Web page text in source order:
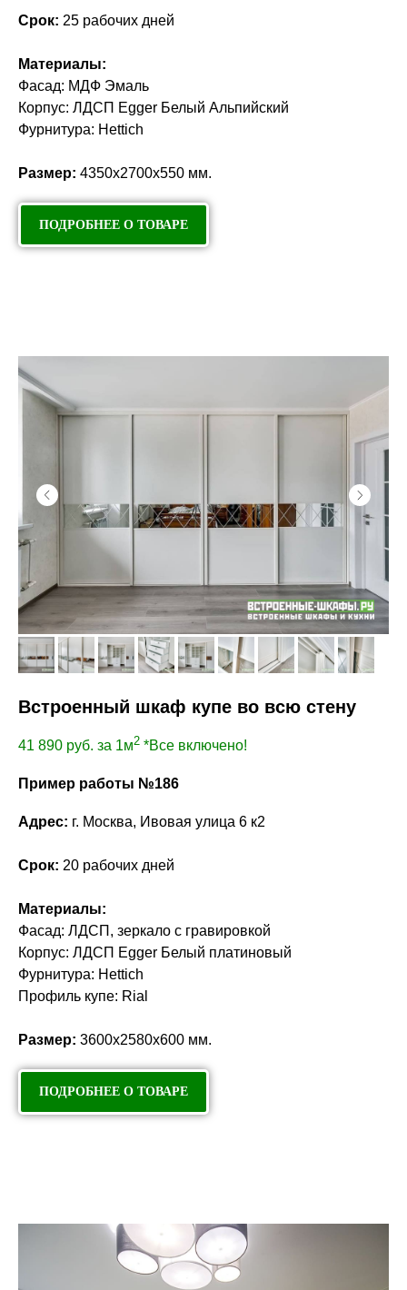
Срок: 25 рабочих дней
Материалы:
Фасад: МДФ Эмаль
Корпус: ЛДСП Egger Белый Альпийский
Фурнитура: Hettich
Размер: 4350х2700х550 мм.
ПОДРОБНЕЕ О ТОВАРЕ
Встроенный шкаф купе во всю стену
41 890 руб. за 1м2 *Все включено!
Пример работы №186
Адрес: г. Москва, Ивовая улица 6 к2
Срок: 20 рабочих дней
Материалы:
Фасад: ЛДСП, зеркало с гравировкой
Корпус: ЛДСП Egger Белый платиновый
Фурнитура: Hettich
Профиль купе: Rial
Размер: 3600х2580х600 мм.
ПОДРОБНЕЕ О ТОВАРЕ